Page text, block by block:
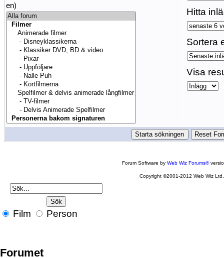
en)
Hitta
Sortera
Visa
Forum Software byWeb Wiz Forums®
Copyright ©2001-2012 Web Wiz Ltd.
Film Person
Forumet